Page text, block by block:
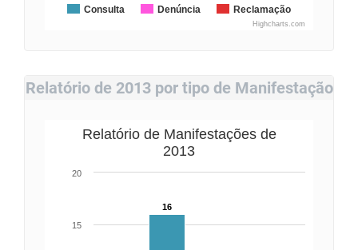
Consulta Denúncia Reclamação
Highcharts.com
Relatório de 2013 por tipo de Manifestação
Relatório de Manifestações de
2013
16
15
20